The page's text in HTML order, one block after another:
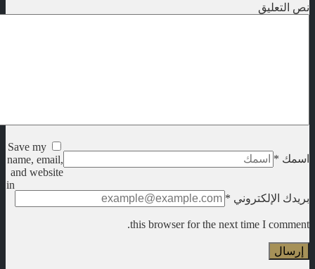
نص التعليق
اسمك *
بريدك الإلكتروني *
Save my
name, email,
and website
in
this browser for the next time I comment.